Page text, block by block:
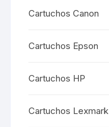
Cartuchos Canon
Cartuchos Epson
Cartuchos HP
Cartuchos Lexmark